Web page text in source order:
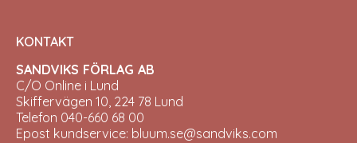
KONTAKT
SANDVIKS FÖRLAG AB
C/O Online i Lund
Skiffervägen 10, 224 78 Lund
Telefon 040-660 68 00
Epost kundservice: bluum.se@sandviks.com